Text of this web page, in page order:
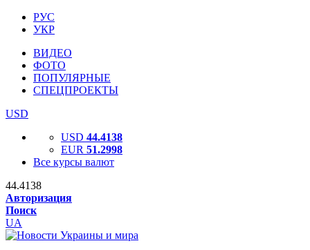
РУС
УКР
ВИДЕО
ФОТО
ПОПУЛЯРНЫЕ
СПЕЦПРОЕКТЫ
USD
USD 44.4138
EUR 51.2998
Все курсы валют
44.4138
Авторизация
Поиск
UA